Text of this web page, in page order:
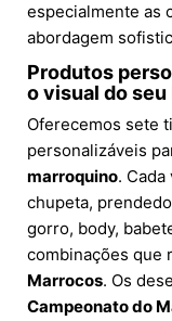
especialmente as
abordagem
Produtos
o visual do seu
Oferecemos sete
personalizáveis
marroquino.
chupeta,
gorro, body,
combinações que
Marrocos. Os
Campeonato do